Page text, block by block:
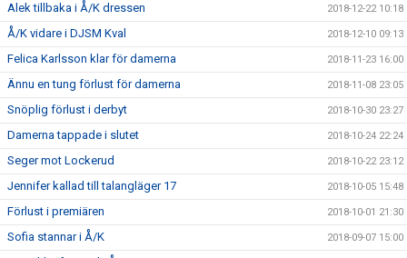
Alek tillbaka i Å/K dressen 2018-12-22 10:18
Å/K vidare i DJSM Kval 2018-12-10 09:13
Felica Karlsson klar för damerna 2018-11-23 16:00
Ännu en tung förlust för damerna 2018-11-08 23:05
Snöplig förlust i derbyt 2018-10-30 23:27
Damerna tappade i slutet 2018-10-24 22:24
Seger mot Lockerud 2018-10-22 23:12
Jennifer kallad till talangläger 17 2018-10-05 15:48
Förlust i premiären 2018-10-01 21:30
Sofia stannar i Å/K 2018-09-07 15:00